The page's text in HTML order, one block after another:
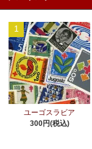
1
ユーゴスラビア
300円(税込)